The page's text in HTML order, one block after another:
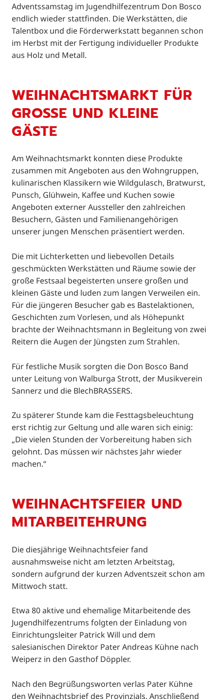
Adventssamstag im Jugendhilfezentrum Don Bosco
endlich wieder stattfinden. Die Werkstätten, die
Talentbox und die Förderwerkstatt begannen schon
im Herbst mit der Fertigung individueller Produkte
aus Holz und Metall.
WEIHNACHTSMARKT FÜR
GROSSE UND KLEINE G
ÄSTE
Am Weihnachtsmarkt konnten diese Produkte
zusammen mit Angeboten aus den Wohngruppen,
kulinarischen Klassikern wie Wildgulasch, Bratwurst,
Punsch, Glühwein, Kaffee und Kuchen sowie
Angeboten externer Aussteller den zahlreichen
Besuchern, Gästen und Familienangehörigen
unserer jungen Menschen präsentiert werden.
Die mit Lichterketten und liebevollen Details
geschmückten Werkstätten und Räume sowie der
große Festsaal begeisterten unsere großen und
kleinen Gäste und luden zum langen Verweilen ein.
Für die jüngeren Besucher gab es Bastelaktionen,
Geschichten zum Vorlesen, und als Höhepunkt
brachte der Weihnachtsmann in Begleitung von zwei
Reitern die Augen der Jüngsten zum Strahlen.
Für festliche Musik sorgten die Don Bosco Band
unter Leitung von Walburga Strott, der Musikverein
Sannerz und die BlechBRASSERS.
Zu späterer Stunde kam die Festtagsbeleuchtung
erst richtig zur Geltung und alle waren sich einig:
„Die vielen Stunden der Vorbereitung haben sich
gelohnt. Das müssen wir nächstes Jahr wieder
machen.“
WEIHNACHTSFEIER UND
MITARBEITEHRUNG
Die diesjährige Weihnachtsfeier fand
ausnahmsweise nicht am letzten Arbeitstag,
sondern aufgrund der kurzen Adventszeit schon am
Mittwoch statt.
Etwa 80 aktive und ehemalige Mitarbeitende des
Jugendhilfezentrums folgten der Einladung von
Einrichtungsleiter Patrick Will und dem
salesianischen Direktor Pater Andreas Kühne nach
Weiperz in den Gasthof Döppler.
Nach den Begrüßungsworten verlas Pater Kühne
den Weihnachtsbrief des Provinzials. Anschließend